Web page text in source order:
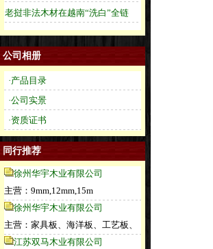
公司相册
·产品目录
·公司实景
·资质证书
同行推荐
徐州华宇木业有限公司
主营：9mm,12mm,15m
徐州华宇木业有限公司
主营：家具板、海洋板、工艺板、
江苏双马木业有限公司